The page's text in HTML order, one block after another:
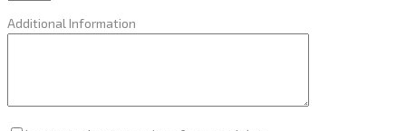
Additional Information